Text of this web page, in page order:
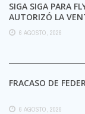
SIGA SIGA PARA
AUTORIZÓ LA
6 AGOSTO, 2026
FRACASO DE
6 AGOSTO, 2026